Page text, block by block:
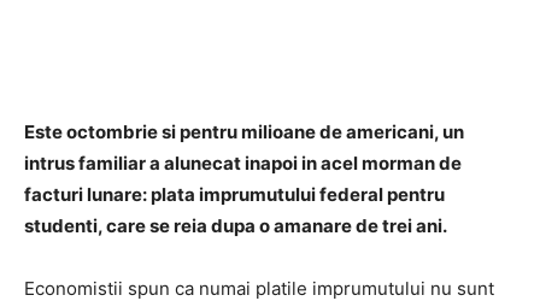
Este octombrie si pentru milioane de americani, un
intrus familiar a alunecat inapoi in acel morman de
facturi lunare: plata imprumutului federal pentru
studenti, care se reia dupa o amanare de trei ani.
Economistii spun ca numai platile imprumutului nu sunt